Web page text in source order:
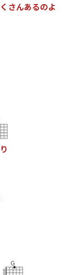
く さんあるのよ
り
G